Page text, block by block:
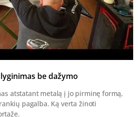
be dažymo
atstatant metalą į jo pirminę formą,
pagalba. Ką verta žinoti